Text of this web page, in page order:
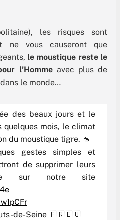
les risques sont
ne vous causeront que
le moustique reste le
l’Hommeavec plus de
le monde…
des beaux jours et le
quelques mois, le climat
du moustique tigre. 🦟
gestes simples et
de supprimer leurs
sur notre site
de-Seine 🇫🇷🇪🇺